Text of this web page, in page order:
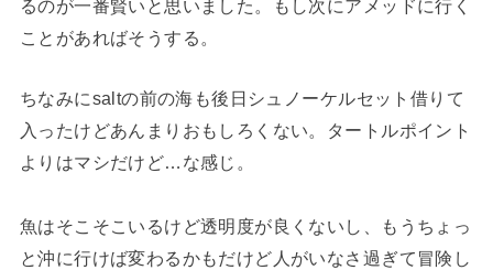
るのが一番賢いと思いました。もし次にアメッドに行く
ことがあればそうする。
ちなみにsaltの前の海も後日シュノーケルセット借りて
入ったけどあんまりおもしろくない。タートルポイント
よりはマシだけど…な感じ。
魚はそこそこいるけど透明度が良くないし、もうちょっ
と沖に行けば変わるかもだけど人がいなさ過ぎて冒険し